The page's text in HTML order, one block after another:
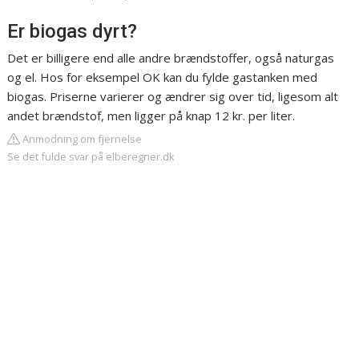
Er biogas dyrt?
Det er billigere end alle andre brændstoffer, også naturgas
og el. Hos for eksempel OK kan du fylde gastanken med
biogas. Priserne varierer og ændrer sig over tid, ligesom alt
andet brændstof, men ligger på knap 12 kr. per liter.
Anmodning om fjernelse
Se det fulde svar på elberegner.dk